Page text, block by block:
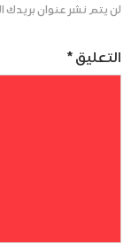
لن يتم نشر عنوان بريدك
التعليق *